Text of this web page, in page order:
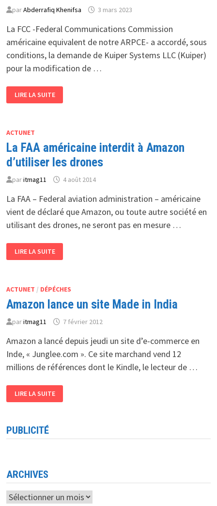
parAbderrafiq Khenifsa 3 mars 2023
La FCC -Federal Communications Commission
américaine equivalent de notre ARPCE- a accordé, sous
conditions, la demande de Kuiper Systems LLC (Kuiper)
pour la modification de …
FCC
APPROUVE
D’AMAZON
LIRE LA SUITE
ACTUNET
La FAA américaine interdit à Amazon
d’utiliser les drones
paritmag11 4 août 2014
La FAA – Federal aviation administration – américaine
vient de déclaré que Amazon, ou toute autre société en
utilisant des drones, ne seront pas en mesure …
FAA
AMÉRICAINE
D’UTILISER
DRONES
LIRE LA SUITE
ACTUNET / DÉPÉCHES
Amazon lance un site Made in India
paritmag11 7 février 2012
Amazon a lancé depuis jeudi un site d’e-commerce en
Inde, « Junglee.com ». Ce site marchand vend 12
millions de références dont le Kindle, le lecteur de …
LANCE
UN
INDIA
LIRE LA SUITE
PUBLICITÉ
ARCHIVES
Archives